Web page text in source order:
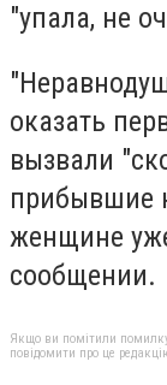
"упала, не
оказать
вызвали
прибывшие
женщине
сообщении.
Якщо ви помітили
повідомити про це